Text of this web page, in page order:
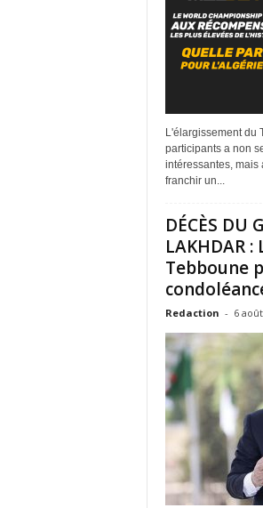
L'élargissement du
participants a non
intéressantes, mais
franchir un...
DÉCÈS DU
LAKHDAR
Tebboune
Redaction - 6